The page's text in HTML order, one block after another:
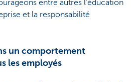
entre autres l'éducation
et la responsabilité
un comportement
les employés